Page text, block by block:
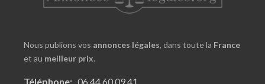
Nous publions vos annonces légales, dans toute la France
et au meilleur prix.
Téléphone: 06 44 60 09 41